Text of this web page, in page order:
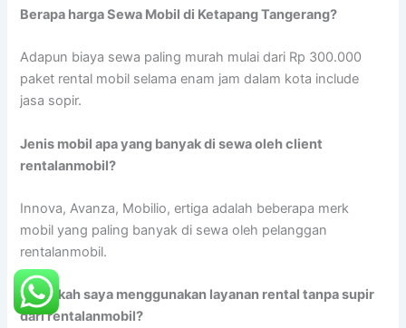
Berapa harga Sewa Mobil di Ketapang Tangerang?
Adapun biaya sewa paling murah mulai dari Rp 300.000
paket rental mobil selama enam jam dalam kota include
jasa sopir.
Jenis mobil apa yang banyak di sewa oleh client
rentalanmobil?
Innova, Avanza, Mobilio, ertiga adalah beberapa merk
mobil yang paling banyak di sewa oleh pelanggan
rentalanmobil.
Dapatkah saya menggunakan layanan rental tanpa supir
dari rentalanmobil?